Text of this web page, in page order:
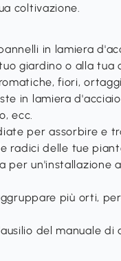
coltivazione.
in lamiera
giardino o alla tua
fiori,
in lamiera
ecc.
per assorbire e
radici delle tue
per un'installazione
più orti,
del manuale